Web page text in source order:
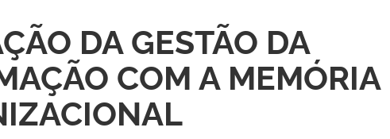
DA GESTÃO DA
COM A MEMÓRIA